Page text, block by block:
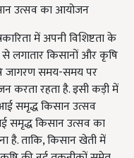
उत्सव का आयोजन
में अपनी विशिष्टता के
लगातार किसानों और कृषि
जागरण समय-समय पर
करता रहता है. इसी कड़ी में
समृद्ध किसान उत्सव
किसान उत्सव का
है. ताकि, किसान खेती में